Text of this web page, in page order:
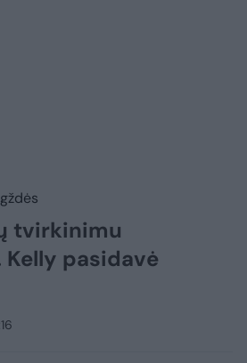
tvirkinimu
Kelly pasidavė